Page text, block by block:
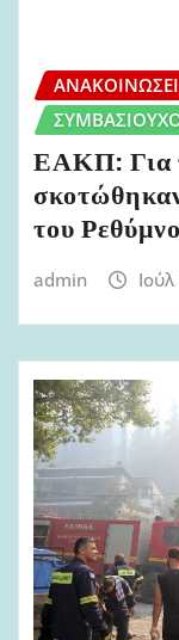
ΕΑΚΠ: Για
του
admin